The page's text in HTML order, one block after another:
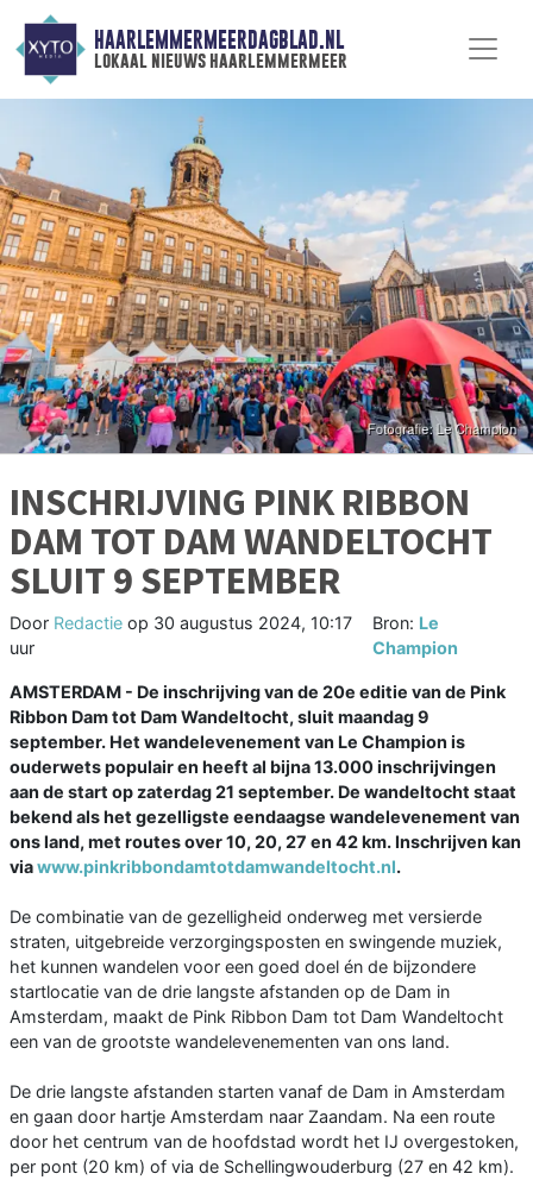
HAARLEMMERMEERDAGBLAD.NL
lokaal nieuws haarlemmermeer
INSCHRIJVING PINK RIBBON
DAM TOT DAM WANDELTOCHT
SLUIT 9 SEPTEMBER
Door Redactie op 30 augustus 2024, 10:17
uur
Bron: Le
Champion
AMSTERDAM - De inschrijving van de 20e editie van de Pink
Ribbon Dam tot Dam Wandeltocht, sluit maandag 9
september. Het wandelevenement van Le Champion is
ouderwets populair en heeft al bijna 13.000 inschrijvingen
aan de start op zaterdag 21 september. De wandeltocht staat
bekend als het gezelligste eendaagse wandelevenement van
ons land, met routes over 10, 20, 27 en 42 km. Inschrijven kan
viawww.pinkribbondamtotdamwandeltocht.nl.
De combinatie van de gezelligheid onderweg met versierde
straten, uitgebreide verzorgingsposten en swingende muziek,
het kunnen wandelen voor een goed doel én de bijzondere
startlocatie van de drie langste afstanden op de Dam in
Amsterdam, maakt de Pink Ribbon Dam tot Dam Wandeltocht
een van de grootste wandelevenementen van ons land.
De drie langste afstanden starten vanaf de Dam in Amsterdam
en gaan door hartje Amsterdam naar Zaandam. Na een route
door het centrum van de hoofdstad wordt het IJ overgestoken,
per pont (20 km) of via de Schellingwouderburg (27 en 42 km).